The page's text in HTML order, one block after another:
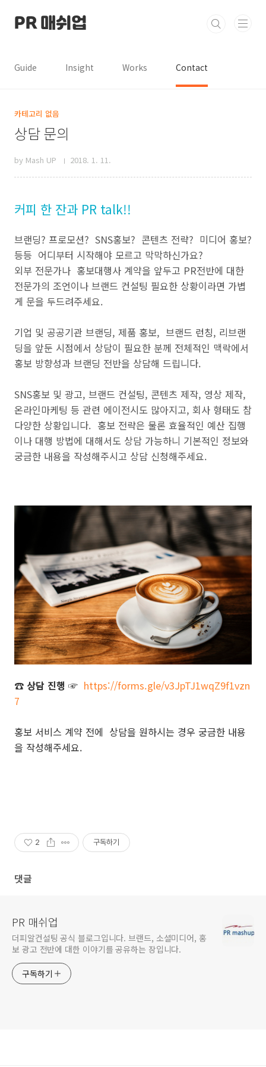
PR 매쉬업
Guide Insight Works Contact
카테고리 없음
상담 문의
by Mash UP 2018. 1. 11.
커피 한 잔과 PR talk!!
브랜딩? 프로모션? SNS홍보? 콘텐츠 전략? 미디어 홍보?
등등 어디부터 시작해야 모르고 막막하신가요?
외부 전문가나 홍보대행사 계약을 앞두고 PR전반에 대한
전문가의 조언이나 브랜드 컨설팅 필요한 상황이라면 가볍
게 문을 두드려주세요.
기업 및 공공기관 브랜딩, 제품 홍보, 브랜드 런칭, 리브랜
딩을 앞둔 시점에서 상담이 필요한 분께 전체적인 맥락에서
홍보 방향성과 브랜딩 전반을 상담해 드립니다.
SNS홍보 및 광고, 브랜드 컨설팅, 콘텐츠 제작, 영상 제작,
온라인마케팅 등 관련 에이전시도 많아지고, 회사 형태도 참
다양한 상황입니다. 홍보 전략은 물론 효율적인 예산 집행
이나 대행 방법에 대해서도 상담 가능하니 기본적인 정보와
궁금한 내용을 작성해주시고 상담 신청해주세요.
☎ 상담 진행 ☞ https://forms.gle/v3JpTJ1wqZ9f1vzn
7
홍보 서비스 계약 전에 상담을 원하시는 경우 궁금한 내용
을 작성해주세요.
2 구독하기
댓글
PR 매쉬업
더피알컨설팅 공식 블로그입니다. 브랜드, 소셜미디어, 홍
보 광고 전반에 대한 이야기를 공유하는 장입니다.
구독하기